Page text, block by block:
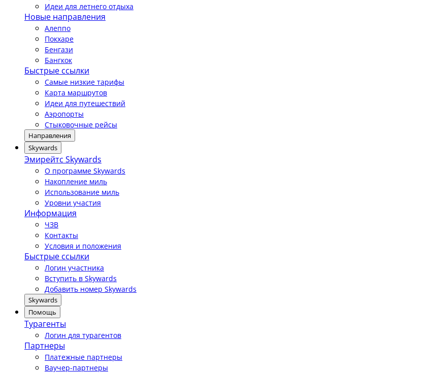
Идеи для летнего отдыха
Новые направления
Алеппо
Покхаре
Бенгази
Бангкок
Быстрые ссылки
Самые низкие тарифы
Карта маршрутов
Идеи для путешествий
Аэропорты
Стыковочные рейсы
Направления
Skywards
Эмирейтс Skywards
О программе Skywards
Накопление миль
Использование миль
Уровни участия
Информация
ЧЗВ
Контакты
Условия и положения
Быстрые ссылки
Логин участника
Вступить в Skywards
Добавить номер Skywards
Skywards
Помощь
Турагенты
Логин для турагентов
Партнеры
Платежные партнеры
Ваучер-партнеры